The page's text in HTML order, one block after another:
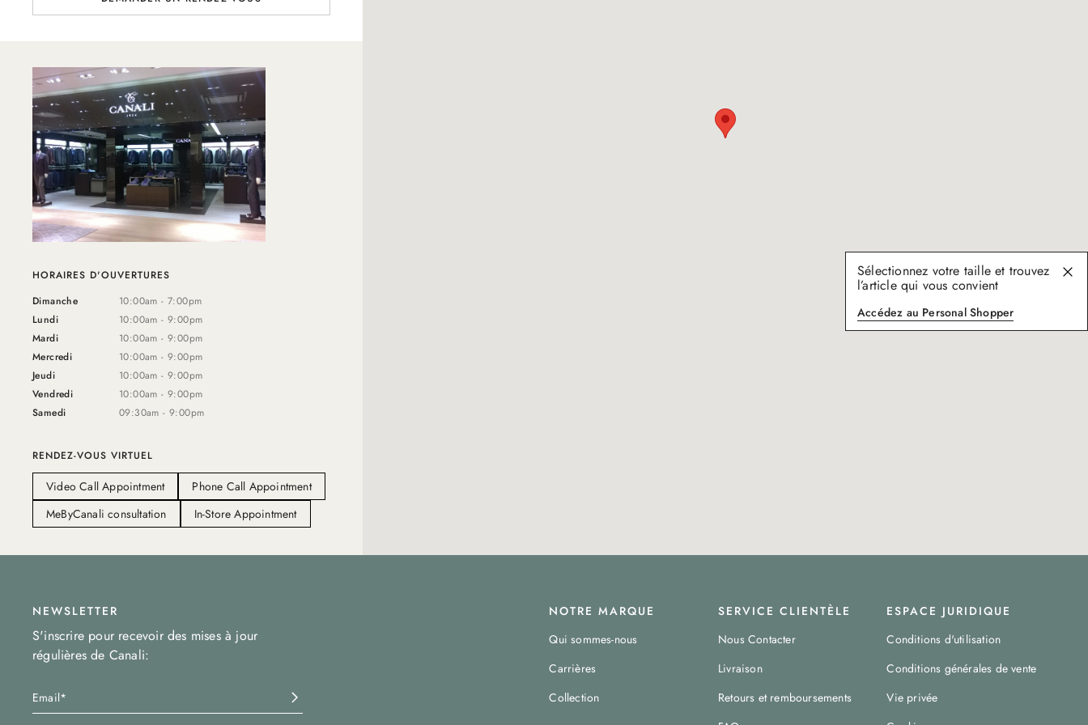
HORAIRES D'OUVERTURES
Dimanche
10:00am - 7:00pm
Lundi
10:00am - 9:00pm
Mardi
10:00am - 9:00pm
Mercredi
10:00am - 9:00pm
Jeudi
10:00am - 9:00pm
Vendredi
10:00am - 9:00pm
Samedi
09:30am - 9:00pm
RENDEZ-VOUS VIRTUEL
Video Call Appointment
Phone Call Appointment
MeByCanali consultation
In-Store Appointment
NEWSLETTER
S'inscrire pour recevoir des mises à jour
régulières de Canali:
NOTRE MARQUE
Qui sommes-nous
Carrières
Collection
SERVICE CLIENTÈLE
Nous Contacter
Livraison
Retours et remboursements
ESPACE JURIDIQUE
Conditions d'utilisation
Conditions générales de vente
Vie privée
Sélectionnez votre taille et trouvez
l’article qui vous convient
Accédez au Personal Shopper